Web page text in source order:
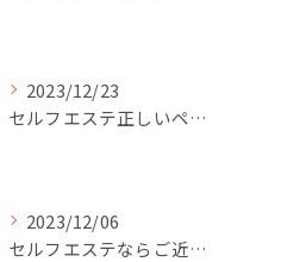
2023/12/23
セルフエステ正しいペースで通いましょう
2023/12/06
セルフエステならご近所エステ小山店